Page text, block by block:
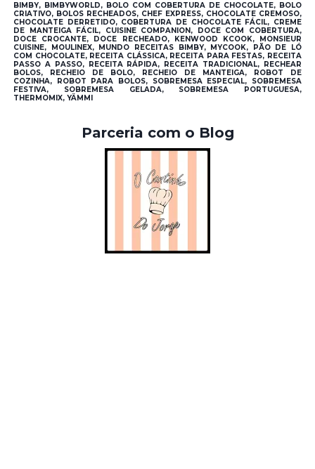
BIMBY, BIMBYWORLD, BOLO COM COBERTURA DE CHOCOLATE, BOLO
CRIATIVO, BOLOS RECHEADOS, CHEF EXPRESS, CHOCOLATE CREMOSO,
CHOCOLATE DERRETIDO, COBERTURA DE CHOCOLATE FÁCIL, CREME
DE MANTEIGA FÁCIL, CUISINE COMPANION, DOCE COM COBERTURA,
DOCE CROCANTE, DOCE RECHEADO, KENWOOD KCOOK, MONSIEUR
CUISINE, MOULINEX, MUNDO RECEITAS BIMBY, MYCOOK, PÃO DE LÓ
COM CHOCOLATE, RECEITA CLÁSSICA, RECEITA PARA FESTAS, RECEITA
PASSO A PASSO, RECEITA RÁPIDA, RECEITA TRADICIONAL, RECHEAR
BOLOS, RECHEIO DE BOLO, RECHEIO DE MANTEIGA, ROBOT DE
COZINHA, ROBOT PARA BOLOS, SOBREMESA ESPECIAL, SOBREMESA
FESTIVA, SOBREMESA GELADA, SOBREMESA PORTUGUESA,
THERMOMIX, YÄMMI
Parceria com o Blog